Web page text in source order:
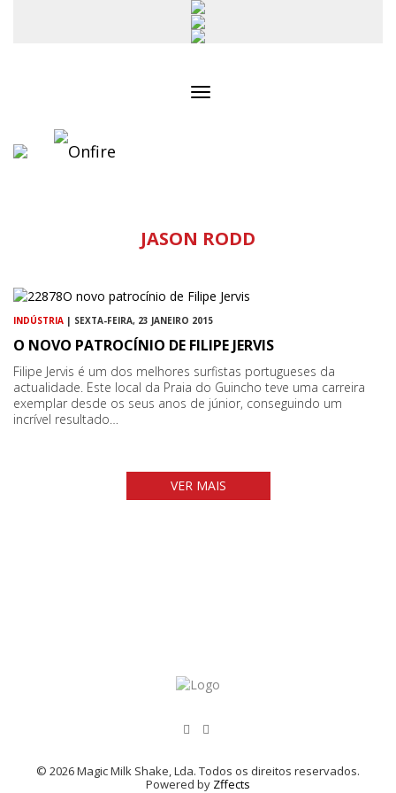
JASON RODD
INDÚSTRIA | SEXTA-FEIRA, 23 JANEIRO 2015
O NOVO PATROCÍNIO DE FILIPE JERVIS
Filipe Jervis é um dos melhores surfistas portugueses da
actualidade. Este local da Praia do Guincho teve uma carreira
exemplar desde os seus anos de júnior, conseguindo um
incrível resultado…
VER MAIS
© 2026 Magic Milk Shake, Lda. Todos os direitos reservados.
Powered by Zffects